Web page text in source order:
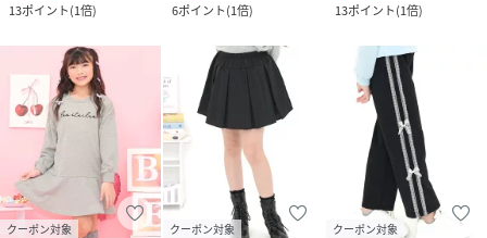
13ポイント(1倍)
6ポイント(1倍)
13ポイント(1倍)
クーポン対象 クーポン対象 クーポン対象